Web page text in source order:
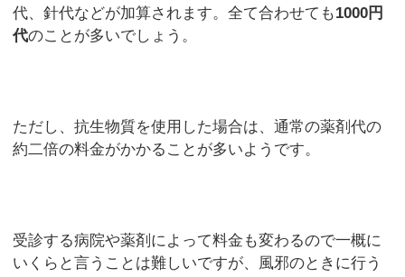
代、針代などが加算されます。全て合わせても1000円
代のことが多いでしょう。
ただし、抗生物質を使用した場合は、通常の薬剤代の
約二倍の料金がかかることが多いようです。
受診する病院や薬剤によって料金も変わるので一概に
いくらと言うことは難しいですが、風邪のときに行う